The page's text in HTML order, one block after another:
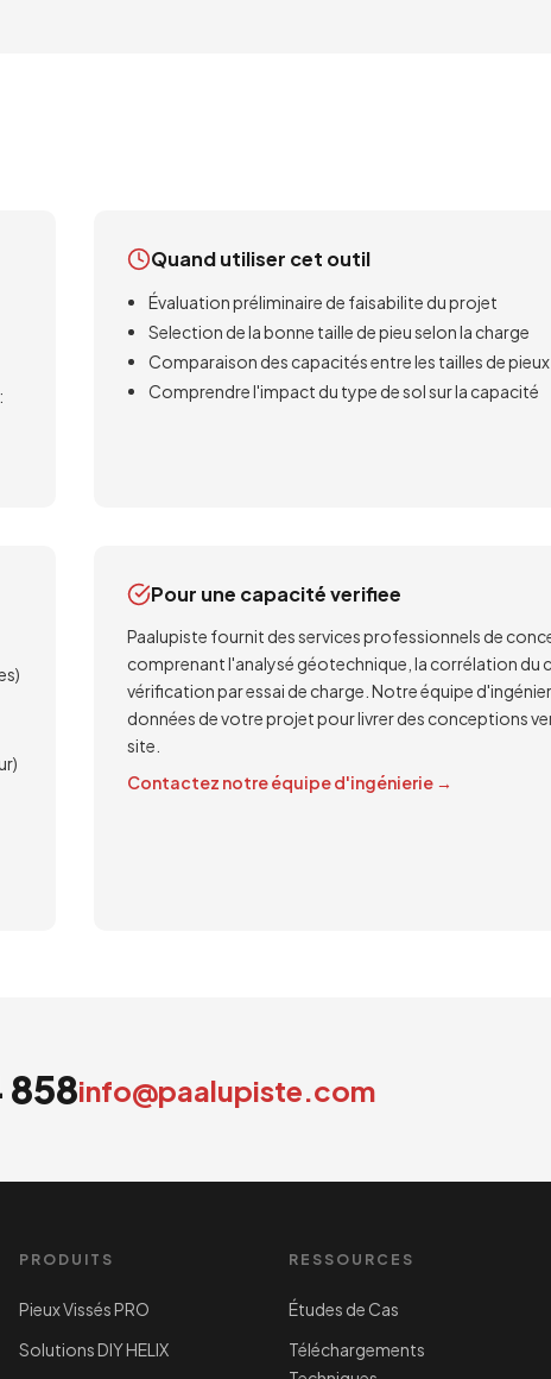
Quand utiliser cet outil
Évaluation préliminaire de faisabilite du projet
Selection de la bonne taille de pieu selon la charge
Comparaison des capacités entre les tailles de pieux
Comprendre l'impact du type de sol sur la capacité
Pour une capacité verifiee
Paalupiste fournit des services professionnels de
comprenant l'analysé géotechnique, la corrélation du
vérification par essai de charge. Notre équipe
données de votre projet pour livrer des conceptions
site.
Contactez notre équipe d'ingénierie →
858info@paalupiste.com
PRODUITS
Pieux Vissés PRO
Solutions DIY HELIX
RESSOURCES
Études de Cas
Téléchargements